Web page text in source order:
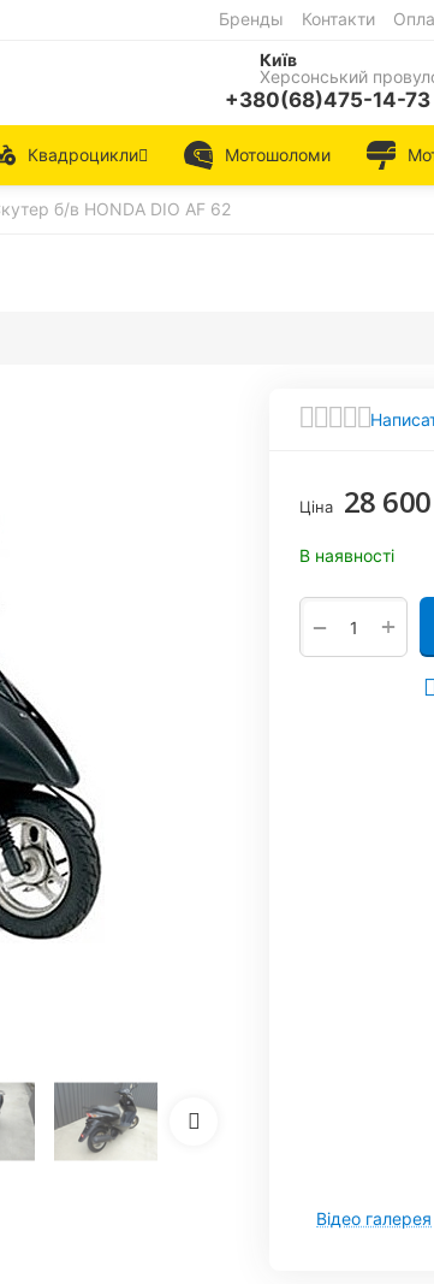
Бренды Контакти
Київ
Херсонський
+380(68)475-14-73
Квадроцикли Мотошоломи
б/в HONDA DIO AF 62
Ціна 28 600
В наявності
+
−
Відео галерея